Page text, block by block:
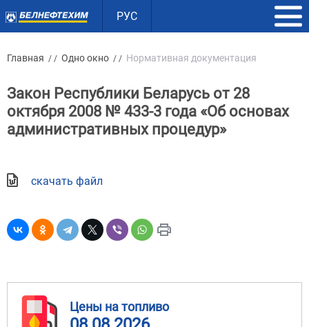
РУС
Главная / / Одно окно / / Нормативная документация
Закон Республики Беларусь от 28
октября 2008 № 433-3 года «Об основах
административных процедур»
скачать файл
Цены на топливо